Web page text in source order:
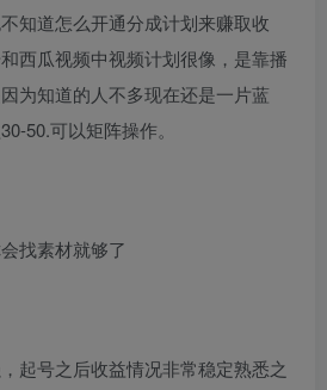
知道怎么开通分成计划来赚取收
西瓜视频中视频计划很像，是靠播
为知道的人不多现在还是一片蓝
50.可以矩阵操作。
找素材就够了
起号之后收益情况非常稳定熟悉之